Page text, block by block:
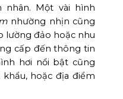
nhân. Một vài hình
nhường nhịn cũng
lường đảo hoặc nhu
cấp đến thông tin
hơi nổi bật cũng
hoặc địa điểm